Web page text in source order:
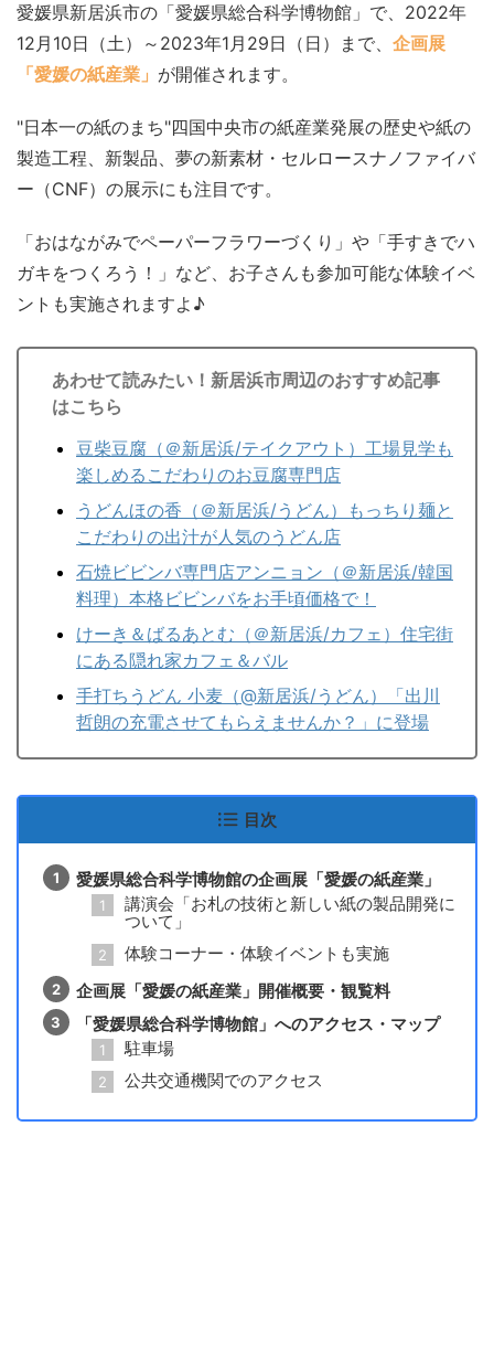
愛媛県新居浜市の「愛媛県総合科学博物館」で、2022年
12月10日（土）～2023年1月29日（日）まで、 企画展
「愛媛の紙産業」 が開催されます。
"日本一の紙のまち"四国中央市の紙産業発展の歴史や紙の
製造工程、新製品、夢の新素材・セルロースナノファイバ
ー（CNF）の展示にも注目です。
「おはながみでペーパーフラワーづくり」や「手すきでハ
ガキをつくろう！」など、お子さんも参加可能な体験イベ
ントも実施されますよ♪
あわせて読みたい！新居浜市周辺のおすすめ記事
はこちら
豆柴豆腐（＠新居浜/テイクアウト）工場見学も
楽しめるこだわりのお豆腐専門店
うどんほの香（＠新居浜/うどん）もっちり麺と
こだわりの出汁が人気のうどん店
石焼ビビンバ専門店アンニョン（＠新居浜/韓国
料理）本格ビビンバをお手頃価格で！
けーき＆ばるあとむ（＠新居浜/カフェ）住宅街
にある隠れ家カフェ＆バル
手打ちうどん 小麦（@新居浜/うどん）「出川
哲朗の充電させてもらえませんか？」に登場
目次
愛媛県総合科学博物館の企画展「愛媛の紙産業」
講演会「お札の技術と新しい紙の製品開発に
ついて」
体験コーナー・体験イベントも実施
企画展「愛媛の紙産業」開催概要・観覧料
「愛媛県総合科学博物館」へのアクセス・マップ
駐車場
公共交通機関でのアクセス